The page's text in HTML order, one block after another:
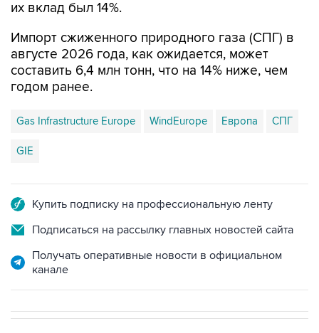
их вклад был 14%.
Импорт сжиженного природного газа (СПГ) в
августе 2026 года, как ожидается, может
составить 6,4 млн тонн, что на 14% ниже, чем
годом ранее.
Gas Infrastructure Europe WindEurope Европа СПГ
GIE
Купить подписку на профессиональную ленту
Подписаться на рассылку главных новостей сайта
Получать оперативные новости в официальном
канале